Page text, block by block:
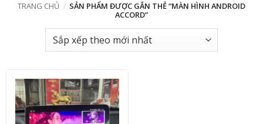
TRANG CHỦ / SẢN PHẨM ĐƯỢC GẮN THẺ “MÀN HÌNH ANDROID
ACCORD”